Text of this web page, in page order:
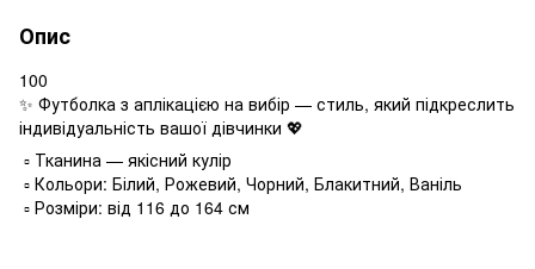
Опис
100
✨ Футболка з аплікацією на вибір — стиль, який підкреслить
індивідуальність вашої дівчинки 💖
▫️ Тканина — якісний кулір
▫️ Кольори: Білий, Рожевий, Чорний, Блакитний, Ваніль
▫️ Розміри: від 116 до 164 см